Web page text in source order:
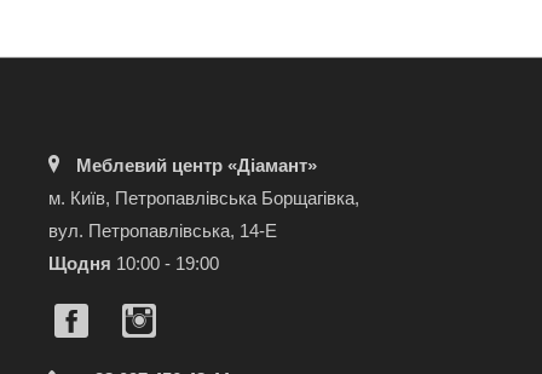
Меблевий центр «Діамант»
м. Київ, Петропавлівська Борщагівка,
вул. Петропавлівська, 14-Е
Щодня 10:00 - 19:00